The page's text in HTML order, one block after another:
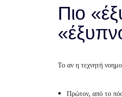
Πιο
Το αν η τεχνητή
Πρώτον, από το